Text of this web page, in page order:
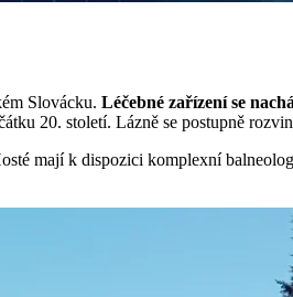
Slovácku. Léčebné zařízení se
20. století. Lázně se postupně
mají k dispozici komplexní